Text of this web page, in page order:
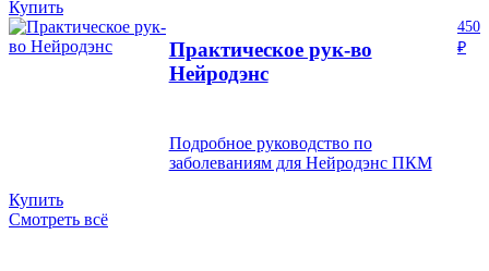
Купить
Практическое рук-во
Нейродэнс
Подробное руководство по
заболеваниям для Нейродэнс ПКМ
450
₽
Купить
Смотреть всё